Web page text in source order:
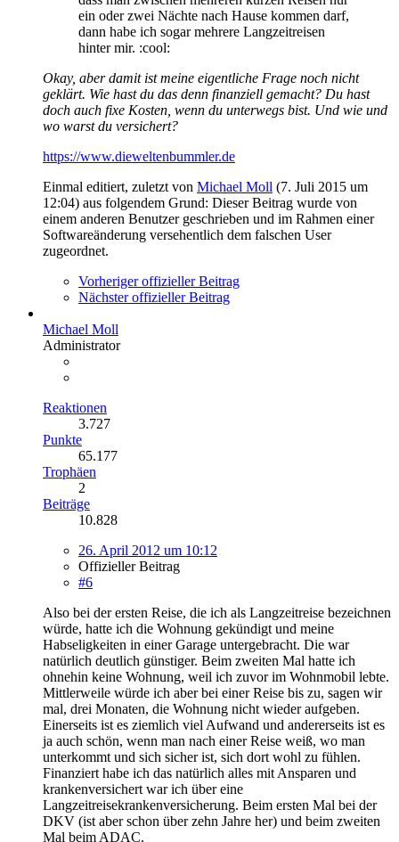
ein oder zwei Nächte nach Hause kommen darf,
dann habe ich sogar mehrere Langzeitreisen
hinter mir. :cool:
Okay, aber damit ist meine eigentliche Frage noch nicht
geklärt. Wie hast du das denn finanziell gemacht? Du hast
doch auch fixe Kosten, wenn du unterwegs bist. Und wie und
wo warst du versichert?
https://www.dieweltenbummler.de
Einmal editiert, zuletzt von Michael Moll (7. Juli 2015 um
12:04) aus folgendem Grund: Dieser Beitrag wurde von
einem anderen Benutzer geschrieben und im Rahmen einer
Softwareänderung versehentlich dem falschen User
zugeordnet.
Vorheriger offizieller Beitrag
Nächster offizieller Beitrag
Michael Moll
Administrator
Reaktionen
3.727
Punkte
65.177
Trophäen
2
Beiträge
10.828
26. April 2012 um 10:12
Offizieller Beitrag
#6
Also bei der ersten Reise, die ich als Langzeitreise bezeichnen
würde, hatte ich die Wohnung gekündigt und meine
Habseligkeiten in einer Garage untergebracht. Die war
natürlich deutlich günstiger. Beim zweiten Mal hatte ich
ohnehin keine Wohnung, weil ich zuvor im Wohnmobil lebte.
Mittlerweile würde ich aber bei einer Reise bis zu, sagen wir
mal, drei Monaten, die Wohnung nicht wieder aufgeben.
Einerseits ist es ziemlich viel Aufwand und andererseits ist es
ja auch schön, wenn man nach einer Reise weiß, wo man
unterkommt und sich sicher ist, sich dort wohl zu fühlen.
Finanziert habe ich das natürlich alles mit Ansparen und
krankenversichert war ich über eine
Langzeitreisekrankenversicherung. Beim ersten Mal bei der
DKV (ist aber schon über zehn Jahre her) und beim zweiten
Mal beim ADAC.